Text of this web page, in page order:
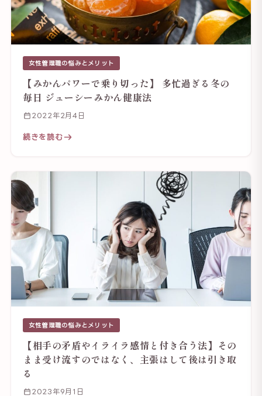
女性管理職の悩みとメリット
【みかんパワーで乗り切った】 多忙過ぎる冬の
毎日 ジューシーみかん健康法
2022年2月4日
続きを読む
女性管理職の悩みとメリット
【相手の矛盾やイライラ感情と付き合う法】その
まま受け流すのではなく、主張はして後は引き取
る
2023年9月1日